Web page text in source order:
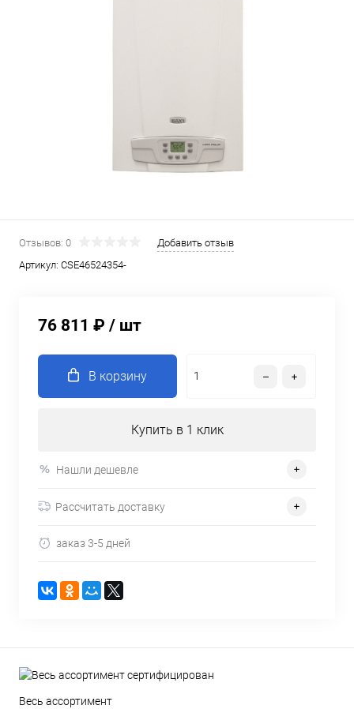
Отзывов: 0
Добавить отзыв
Артикул: CSE46524354-
76 811 ₽ / шт
В корзину
Купить в 1 клик
Нашли дешевле
Рассчитать доставку
заказ 3-5 дней
Весь ассортимент